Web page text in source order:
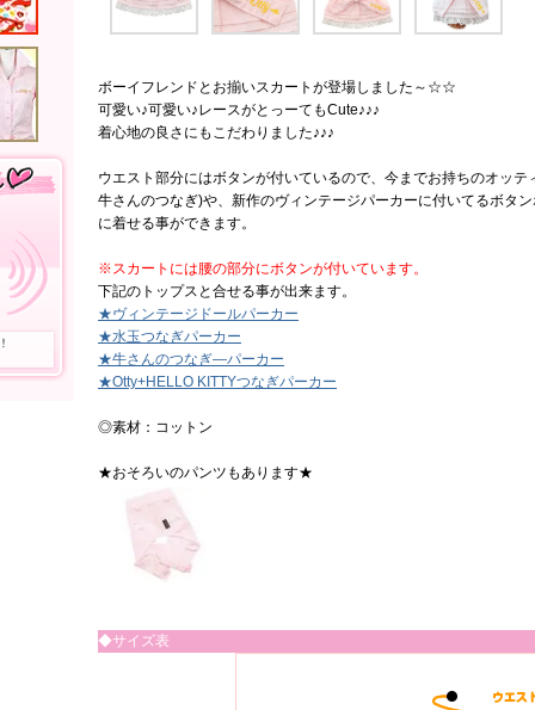
ボーイフレンドとお揃いスカートが登場しました～☆☆
可愛い♪可愛い♪レースがとっーてもCute♪♪♪
着心地の良さにもこだわりました♪♪♪
ウエスト部分にはボタンが付いているので、今までお持ちのオッ
牛さんのつなぎ)や、新作のヴィンテージパーカーに付いてるボタ
に着せる事ができます。
※スカートには腰の部分にボタンが付いています。
下記のトップスと合せる事が出来ます。
★ヴィンテージドールパーカー
★水玉つなぎパーカー
★牛さんのつなぎ―パーカー
★Otty+HELLO KITTYつなぎパーカー
◎素材：コットン
★おそろいのパンツもあります★
◆サイズ表